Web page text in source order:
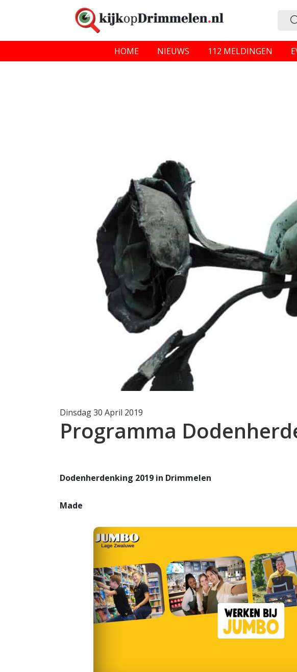
HOME NIEUWS 112 MELDINGEN
Dinsdag 30 April 2019
Programma
Dodenherdenking 2019 in Drimmelen
Made